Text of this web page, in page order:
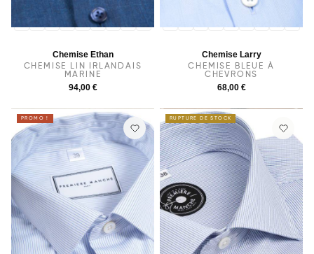
41
Chemise Ethan
CHEMISE LIN IRLANDAIS
MARINE
94,00 €
39
Chemise Larry
CHEMISE BLEUE À
CHEVRONS
68,00 €
PROMO ! RUPTURE DE STOCK